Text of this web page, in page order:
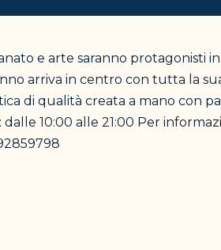
e arte saranno protagonisti
arriva in centro con tutta la
di qualità creata a mano con
: dalle 10:00 alle 21:00 Per